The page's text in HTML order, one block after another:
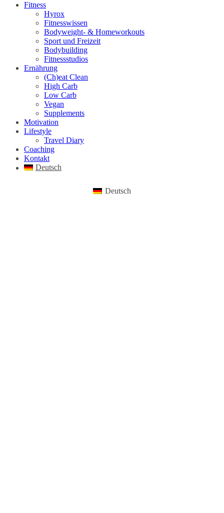
Fitness
Hyrox
Fitnesswissen
Bodyweight- & Homeworkouts
Sport und Freizeit
Bodybuilding
Fitnessstudios
Ernährung
(Ch)eat Clean
High Carb
Low Carb
Vegan
Supplements
Motivation
Lifestyle
Travel Diary
Coaching
Kontakt
Deutsch
Deutsch